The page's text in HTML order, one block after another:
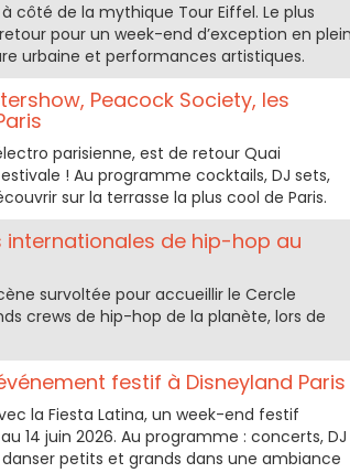
côté de la mythique Tour Eiffel. Le plus
pour un week-end d’exception en
urbaine et performances artistiques.
Peacock Society, les
parisienne, est de retour Quai
! Au programme cocktails, DJ sets,
sur la terrasse la plus cool de Paris.
internationales de hip-hop au
survoltée pour accueillir le Cercle
crews de hip-hop de la planète, lors de
festif à Disneyland Paris
la Fiesta Latina, un week-end festif
14 juin 2026. Au programme : concerts, DJ
petits et grands dans une ambiance